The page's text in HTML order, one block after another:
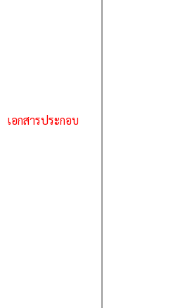
เอกสารประกอบ